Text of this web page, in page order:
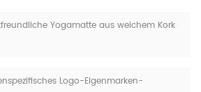
Yogamatte aus weichem Kork
Logo-Eigenmarken-